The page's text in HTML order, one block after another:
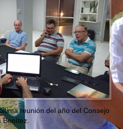
reunión del año del Consejo
Benítez.